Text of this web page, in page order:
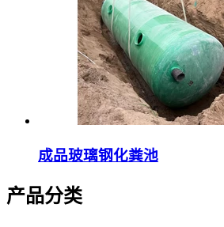
成品玻璃钢化粪池
产品分类